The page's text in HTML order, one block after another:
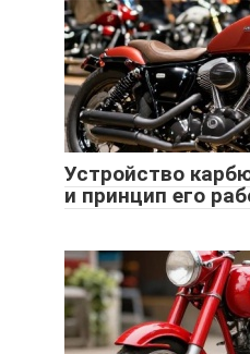
Устройство
и принцип его